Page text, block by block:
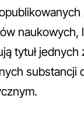
naukowych,
tytuł jednych
substancji